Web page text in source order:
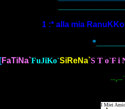
1 :* alla mia
*
[FaTiNa`FuJiKo`SiReNa`S T o`F i
--,--